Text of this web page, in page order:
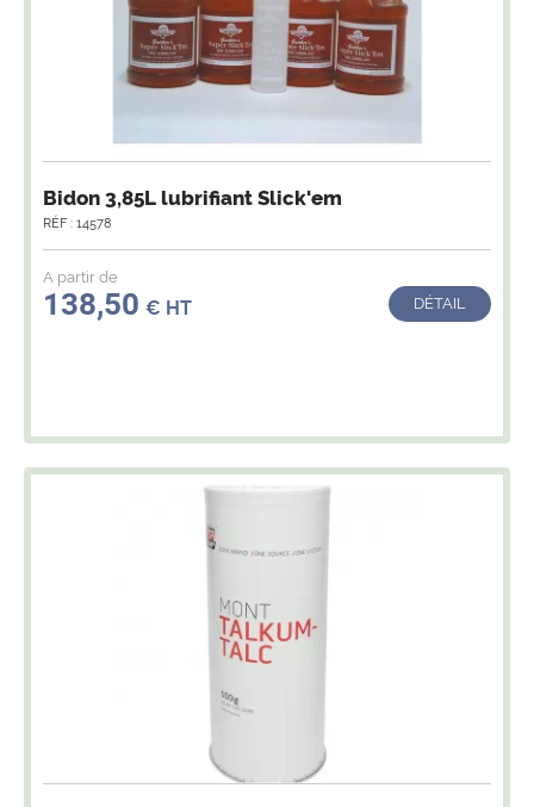
Bidon 3,85L lubrifiant Slick'em
RÉF : 14578
A partir de
138,50 € HT DÉTAIL